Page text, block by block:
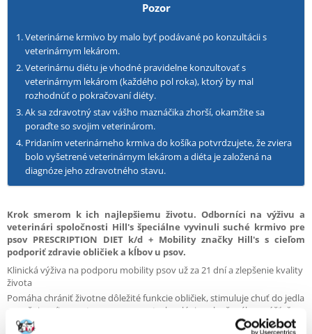
Pozor
Veterinárne krmivo by malo byť podávané po konzultácii s
veterinárnym lekárom.
Veterinárnu diétu je vhodné pravidelne konzultovať s
veterinárnym lekárom (každého pol roka), ktorý by mal
rozhodnúť o pokračovaní diéty.
Ak sa zdravotný stav vášho maznáčika zhorší, okamžite sa
poraďte so svojim veterinárom.
Pridaním veterinárneho krmiva do košíka potvrdzujete, že zviera
bolo vyšetrené veterinárnym lekárom a diéta je založená na
diagnóze jeho zdravotného stavu.
Krok smerom k ich najlepšiemu životu. Odborníci na výživu a
veterinári spoločnosti Hill's špeciálne vyvinuli suché krmivo pre
psov PRESCRIPTION DIET k/d + Mobility značky Hill's s cieľom
podporiť zdravie obličiek a kĺbov u psov.
Klinická výživa na podporu mobility psov už za 21 dní a zlepšenie kvality
života
Pomáha chrániť životne dôležité funkcie obličiek, stimuluje chuť do jedla
a zvyšuje príjem potravy pomocou technológie vylepšeného spúšťača
apetítu (E.A.T.)